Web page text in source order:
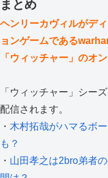
まとめ
ヘンリーカヴィルがデ
ョンゲームである
「ウィッチャー」のオ
「ウィッチャー」シー
配信されます。
・ 木村拓哉がハマるボ
も？
・ 山田孝之は2bro弟者